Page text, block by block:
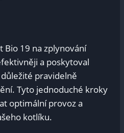
Bio 19 na zplynování
a poskytoval
pravidelně
Tyto jednoduché kroky
optimální provoz a
kotlíku.